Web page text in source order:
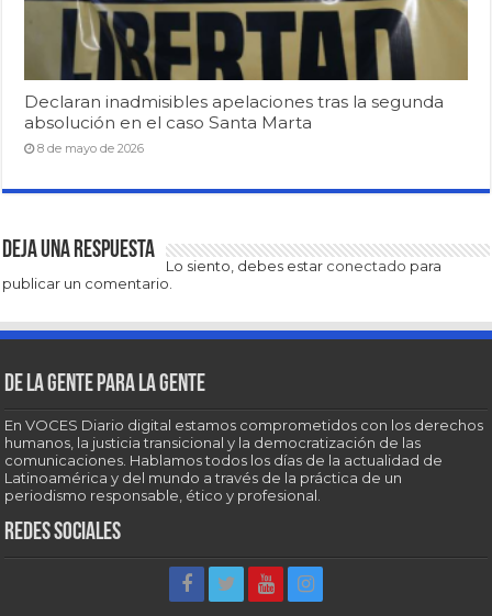
Declaran inadmisibles apelaciones tras la segunda
absolución en el caso Santa Marta
8 de mayo de 2026
Deja una respuesta
Lo siento, debes estar conectado para
publicar un comentario.
De la gente para la gente
En VOCES Diario digital estamos comprometidos con los derechos
humanos, la justicia transicional y la democratización de las
comunicaciones. Hablamos todos los días de la actualidad de
Latinoamérica y del mundo a través de la práctica de un
periodismo responsable, ético y profesional.
Redes sociales